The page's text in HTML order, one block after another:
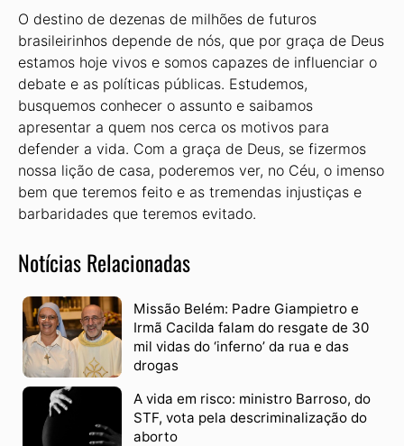
O destino de dezenas de milhões de futuros
brasileirinhos depende de nós, que por graça de Deus
estamos hoje vivos e somos capazes de influenciar o
debate e as políticas públicas. Estudemos,
busquemos conhecer o assunto e saibamos
apresentar a quem nos cerca os motivos para
defender a vida. Com a graça de Deus, se fizermos
nossa lição de casa, poderemos ver, no Céu, o imenso
bem que teremos feito e as tremendas injustiças e
barbaridades que teremos evitado.
Notícias Relacionadas
Missão Belém: Padre Giampietro e
Irmã Cacilda falam do resgate de 30
mil vidas do ‘inferno’ da rua e das
drogas
A vida em risco: ministro Barroso, do
STF, vota pela descriminalização do
aborto